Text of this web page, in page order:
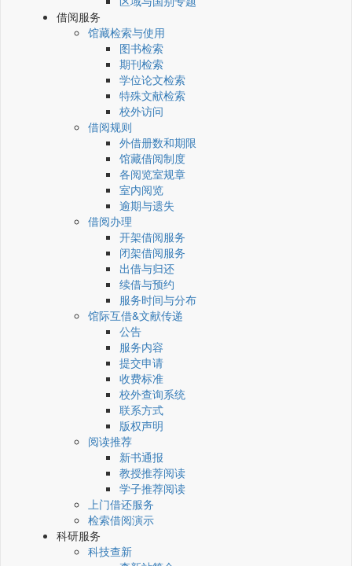
借阅服务
馆藏检索与使用
图书检索
期刊检索
学位论文检索
特殊文献检索
校外访问
借阅规则
外借册数和期限
馆藏借阅制度
各阅览室规章
室内阅览
逾期与遗失
借阅办理
开架借阅服务
闭架借阅服务
出借与归还
续借与预约
服务时间与分布
馆际互借&文献传递
公告
服务内容
提交申请
收费标准
校外查询系统
联系方式
版权声明
阅读推荐
新书通报
教授推荐阅读
学子推荐阅读
上门借还服务
检索借阅演示
科研服务
科技查新